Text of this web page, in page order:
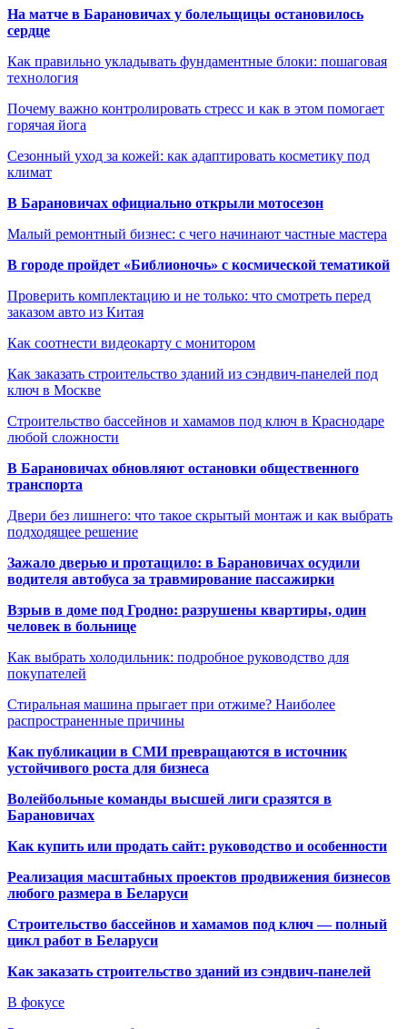
На матче в Барановичах у болельщицы остановилось
сердце
Как правильно укладывать фундаментные блоки: пошаговая
технология
Почему важно контролировать стресс и как в этом помогает
горячая йога
Сезонный уход за кожей: как адаптировать косметику под
климат
В Барановичах официально открыли мотосезон
Малый ремонтный бизнес: с чего начинают частные мастера
В городе пройдет «Библионочь» с космической тематикой
Проверить комплектацию и не только: что смотреть перед
заказом авто из Китая
Как соотнести видеокарту с монитором
Как заказать строительство зданий из сэндвич-панелей под
ключ в Москве
Строительство бассейнов и хамамов под ключ в Краснодаре
любой сложности
В Барановичах обновляют остановки общественного
транспорта
Двери без лишнего: что такое скрытый монтаж и как выбрать
подходящее решение
Зажало дверью и протащило: в Барановичах осудили
водителя автобуса за травмирование пассажирки
Взрыв в доме под Гродно: разрушены квартиры, один
человек в больнице
Как выбрать холодильник: подробное руководство для
покупателей
Стиральная машина прыгает при отжиме? Наиболее
распространенные причины
Как публикации в СМИ превращаются в источник
устойчивого роста для бизнеса
Волейбольные команды высшей лиги сразятся в
Барановичах
Как купить или продать сайт: руководство и особенности
Реализация масштабных проектов продвижения бизнесов
любого размера в Беларуси
Строительство бассейнов и хамамов под ключ — полный
цикл работ в Беларуси
Как заказать строительство зданий из сэндвич-панелей
В фокусе